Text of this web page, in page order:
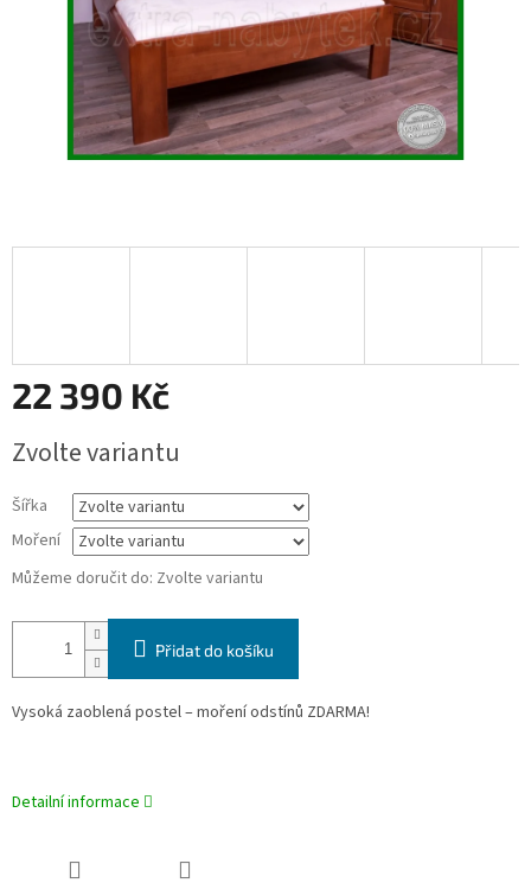
22 390 Kč
cena:
Zvolte variantu
Šířka
Moření
Můžeme doručit do: Zvolte variantu
Přidat do košíku
Vysoká zaoblená postel – moření odstínů ZDARMA!
Detailní informace